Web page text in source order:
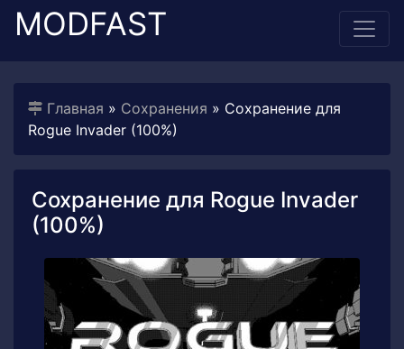
MODFAST
Главная » Сохранения » Сохранение для
Rogue Invader (100%)
Сохранение для Rogue Invader
(100%)